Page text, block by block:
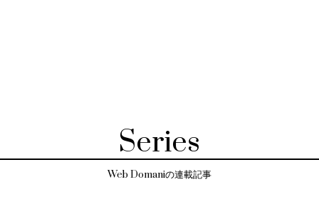
Series
Web Domaniの連載記事